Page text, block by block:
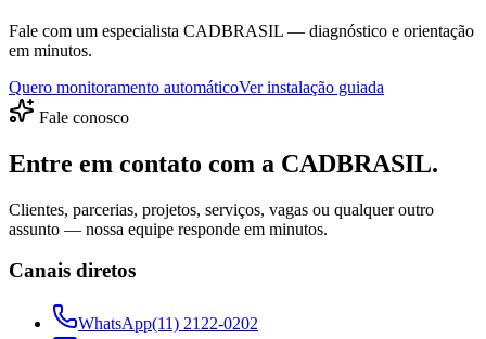
Fale com um especialista CADBRASIL — diagnóstico e orientação
em minutos.
Quero monitoramento automáticoVer instalação guiada
Fale conosco
Entre em contato com a CADBRASIL.
Clientes, parcerias, projetos, serviços, vagas ou qualquer outro
assunto — nossa equipe responde em minutos.
Canais diretos
WhatsApp(11) 2122-0202